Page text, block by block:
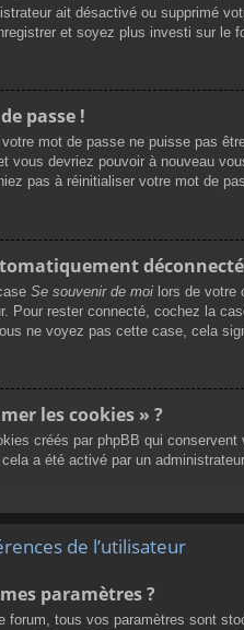
ait désactivé ou supprimé
et soyez plus investi sur le
passe !
mot de passe ne puisse pas
vous devriez pouvoir à nouveau
pas à réinitialiser votre mot de
déconnecté
Se souvenir de moi lors de votre
Pour rester connecté, cochez la
ne voyez pas cette case, cela
les cookies » ?
créés par phpBB qui
a été activé par un
de l’utilisateur
paramètres ?
forum, tous vos paramètres sont